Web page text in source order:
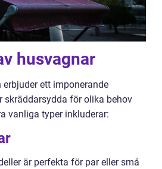
husvagnar
ett imponerande
skräddarsydda för olika behov
vanliga typer inkluderar:
är perfekta för par eller små